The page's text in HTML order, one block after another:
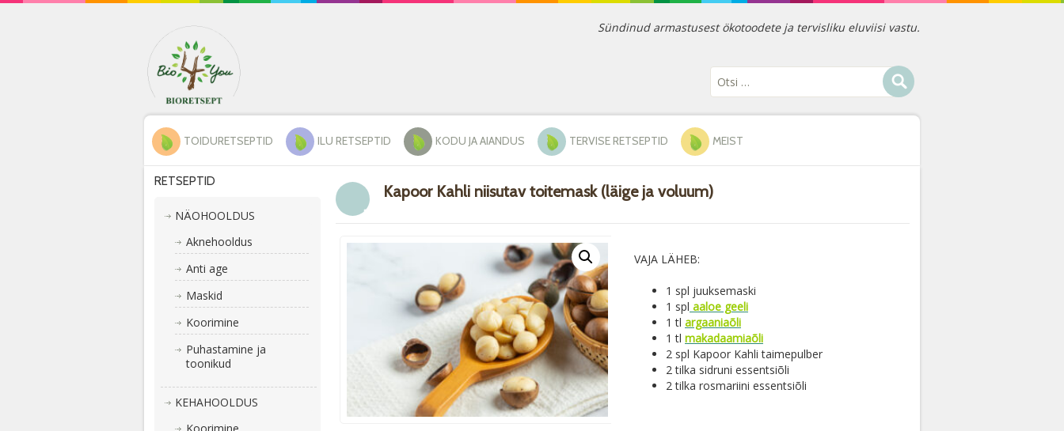
Sündinud armastusest ökotoodete ja tervisliku eluviisi vastu.
TOIDURETSEPTID ILU RETSEPTID KODU JA AIANDUS TERVISE RETSEPTID MEIST
Kapoor Kahli niisutav toitemask (läige ja voluum)
VAJA LÄHEB:
1 spl juuksemaski
1 spl aaloe geeli
1 tl argaaniaõli
1 tl makadaamiaõli
2 spl Kapoor Kahli taimepulber
2 tilka sidruni essentsiõli
2 tilka rosmariini essentsiõli
RETSEPTID
NÄOHOOLDUS
Aknehooldus
Anti age
Maskid
Koorimine
Puhastamine ja
toonikud
KEHAHOOLDUS